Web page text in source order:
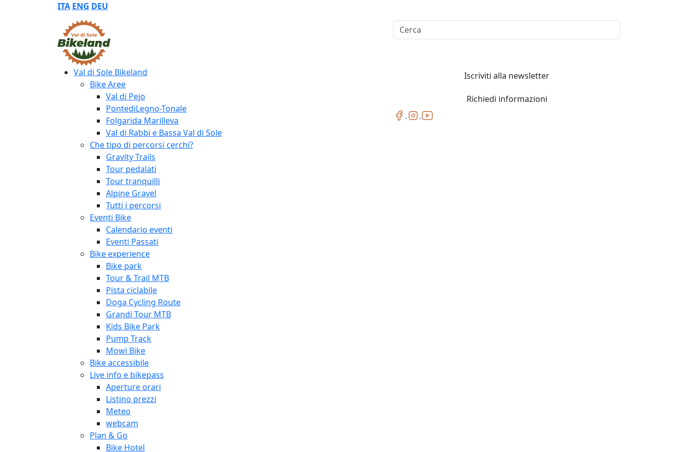
ITA ENG DEU
Cerca
Val di Sole Bikeland
Bike Aree
Val di Pejo
PontediLegno-Tonale
Folgarida Marilleva
Val di Rabbi e Bassa Val di Sole
Che tipo di percorsi cerchi?
Gravity Trails
Tour pedalati
Tour tranquilli
Alpine Gravel
Tutti i percorsi
Eventi Bike
Calendario eventi
Eventi Passati
Bike experience
Bike park
Tour & Trail MTB
Pista ciclabile
Doga Cycling Route
Grandi Tour MTB
Kids Bike Park
Pump Track
Mowi Bike
Bike accessibile
Live info e bikepass
Aperture orari
Listino prezzi
Meteo
webcam
Plan & Go
Bike Hotel
Iscriviti alla newsletter
Richiedi informazioni